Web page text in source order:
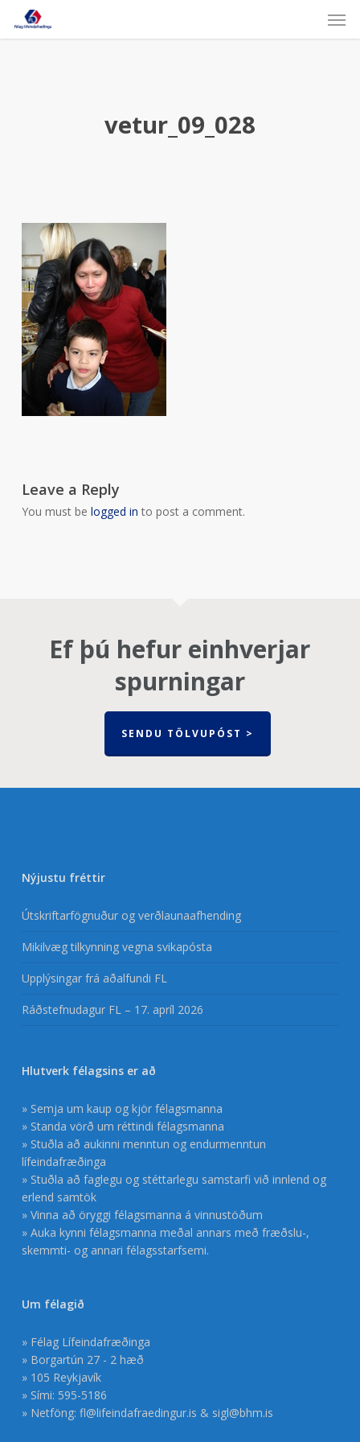
main
vetur_09_028
Leave a Reply
You must be logged in to post a comment.
Ef þú hefur einhverjar
spurningar
SENDU TÖLVUPÓST >
Nýjustu fréttir
Útskriftarfögnuður og verðlaunaafhending
Mikilvæg tilkynning vegna svikapósta
Upplýsingar frá aðalfundi FL
Ráðstefnudagur FL – 17. apríl 2026
Hlutverk félagsins er að
» Semja um kaup og kjör félagsmanna
» Standa vörð um réttindi félagsmanna
» Stuðla að aukinni menntun og endurmenntun
lífeindafræðinga
» Stuðla að faglegu og stéttarlegu samstarfi við innlend og
erlend samtök
» Vinna að öryggi félagsmanna á vinnustöðum
» Auka kynni félagsmanna meðal annars með fræðslu-,
skemmti- og annari félagsstarfsemi.
Um félagið
» Félag Lífeindafræðinga
» Borgartún 27 - 2 hæð
» 105 Reykjavík
» Sími: 595-5186
» Netföng: fl@lifeindafraedingur.is & sigl@bhm.is